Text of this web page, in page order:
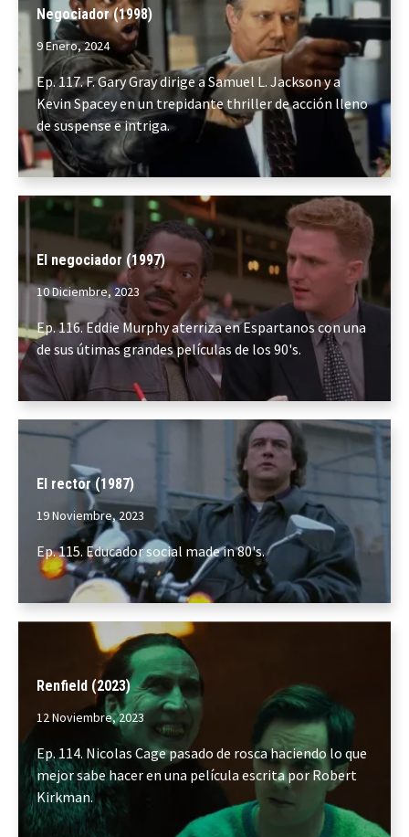
Negociador (1998)
9 Enero, 2024
Ep. 117. F. Gary Gray dirige a Samuel L. Jackson y a
Kevin Spacey en un trepidante thriller de acción lleno
de suspense e intriga.
El negociador (1997)
10 Diciembre, 2023
Ep. 116. Eddie Murphy aterriza en Espartanos con una
de sus útimas grandes películas de los 90's.
El rector (1987)
19 Noviembre, 2023
Ep. 115. Educador social made in 80's.
Renfield (2023)
12 Noviembre, 2023
Ep. 114. Nicolas Cage pasado de rosca haciendo lo que
mejor sabe hacer en una película escrita por Robert
Kirkman.